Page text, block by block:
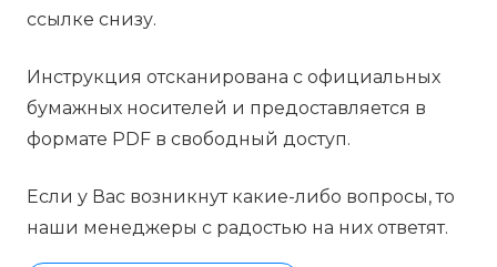
ссылке снизу.
Инструкция отсканирована с официальных
бумажных носителей и предоставляется в
формате PDF в свободный доступ.
Если у Вас возникнут какие-либо вопросы, то
наши менеджеры с радостью на них ответят.